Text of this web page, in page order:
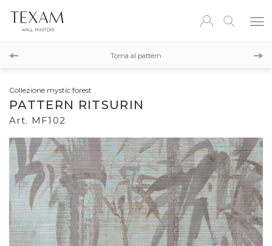
Torna al pattern
Collezione mystic forest
PATTERN RITSURIN
Art. MF102